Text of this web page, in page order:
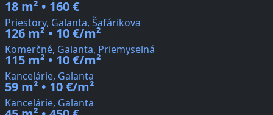
18 m² • 160 €
Priestory, Galanta, Šafárikova
126 m² • 10 €/m²
Komerčné, Galanta, Priemyselná
115 m² • 10 €/m²
Kancelárie, Galanta
59 m² • 10 €/m²
Kancelárie, Galanta